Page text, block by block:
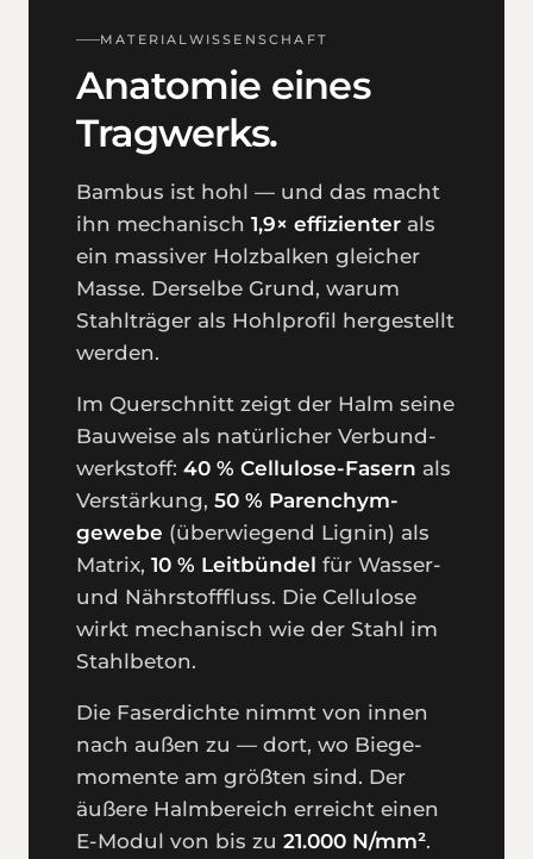
MATERIAL­WISSENSCHAFT
Anatomie eines
Tragwerks.
Bambus ist hohl — und das macht
ihn mechanisch 1,9× effizienter als
ein massiver Holz­balken gleicher
Masse. Derselbe Grund, warum
Stahl­träger als Hohl­profil hergestellt
werden.
Im Querschnitt zeigt der Halm seine
Bauweise als natürlicher Verbund­
werkstoff: 40 % Cellulose-Fasern als
Verstärkung, 50 % Parenchym­
gewebe (überwiegend Lignin) als
Matrix, 10 % Leit­bündel für Wasser-
und Nährstoff­fluss. Die Cellulose
wirkt mechanisch wie der Stahl im
Stahl­beton.
Die Faser­dichte nimmt von innen
nach außen zu — dort, wo Biege­
momente am größten sind. Der
äußere Halm­bereich erreicht einen
E-Modul von bis zu 21.000 N/mm².